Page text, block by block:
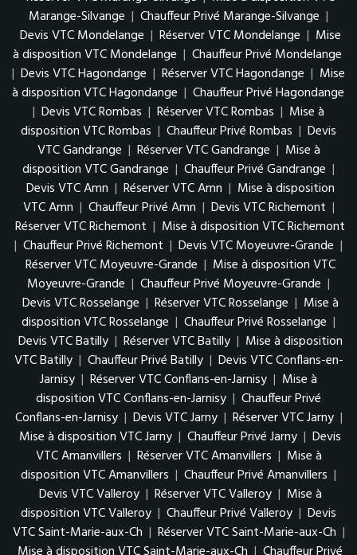
Marange-Silvange | Chauffeur Privé Marange-Silvange |
Devis VTC Mondelange | Réserver VTC Mondelange | Mise
à disposition VTC Mondelange | Chauffeur Privé Mondelange
| Devis VTC Hagondange | Réserver VTC Hagondange | Mise
à disposition VTC Hagondange | Chauffeur Privé Hagondange
| Devis VTC Rombas | Réserver VTC Rombas | Mise à
disposition VTC Rombas | Chauffeur Privé Rombas | Devis
VTC Gandrange | Réserver VTC Gandrange | Mise à
disposition VTC Gandrange | Chauffeur Privé Gandrange |
Devis VTC Amn | Réserver VTC Amn | Mise à disposition
VTC Amn | Chauffeur Privé Amn | Devis VTC Richemont |
Réserver VTC Richemont | Mise à disposition VTC Richemont
| Chauffeur Privé Richemont | Devis VTC Moyeuvre-Grande |
Réserver VTC Moyeuvre-Grande | Mise à disposition VTC
Moyeuvre-Grande | Chauffeur Privé Moyeuvre-Grande |
Devis VTC Rosselange | Réserver VTC Rosselange | Mise à
disposition VTC Rosselange | Chauffeur Privé Rosselange |
Devis VTC Batilly | Réserver VTC Batilly | Mise à disposition
VTC Batilly | Chauffeur Privé Batilly | Devis VTC Conflans-en-
Jarnisy | Réserver VTC Conflans-en-Jarnisy | Mise à
disposition VTC Conflans-en-Jarnisy | Chauffeur Privé
Conflans-en-Jarnisy | Devis VTC Jarny | Réserver VTC Jarny |
Mise à disposition VTC Jarny | Chauffeur Privé Jarny | Devis
VTC Amanvillers | Réserver VTC Amanvillers | Mise à
disposition VTC Amanvillers | Chauffeur Privé Amanvillers |
Devis VTC Valleroy | Réserver VTC Valleroy | Mise à
disposition VTC Valleroy | Chauffeur Privé Valleroy | Devis
VTC Saint-Marie-aux-Ch | Réserver VTC Saint-Marie-aux-Ch |